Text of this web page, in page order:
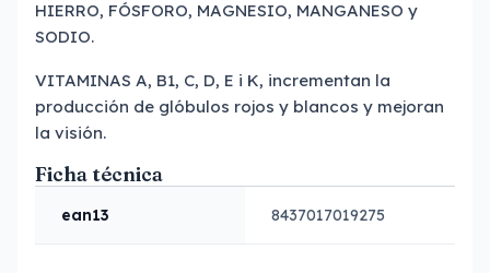
HIERRO, FÓSFORO, MAGNESIO, MANGANESO y
SODIO.
VITAMINAS A, B1, C, D, E i K, incrementan la
producción de glóbulos rojos y blancos y mejoran
la visión.
Ficha técnica
ean13 8437017019275